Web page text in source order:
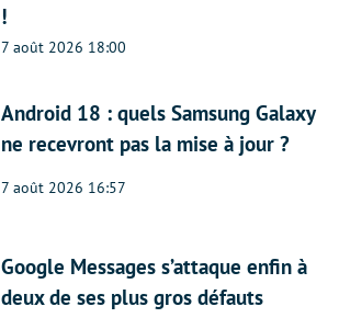
!
7 août 2026 18:00
Android 18 : quels Samsung Galaxy
ne recevront pas la mise à jour ?
7 août 2026 16:57
Google Messages s’attaque enfin à
deux de ses plus gros défauts